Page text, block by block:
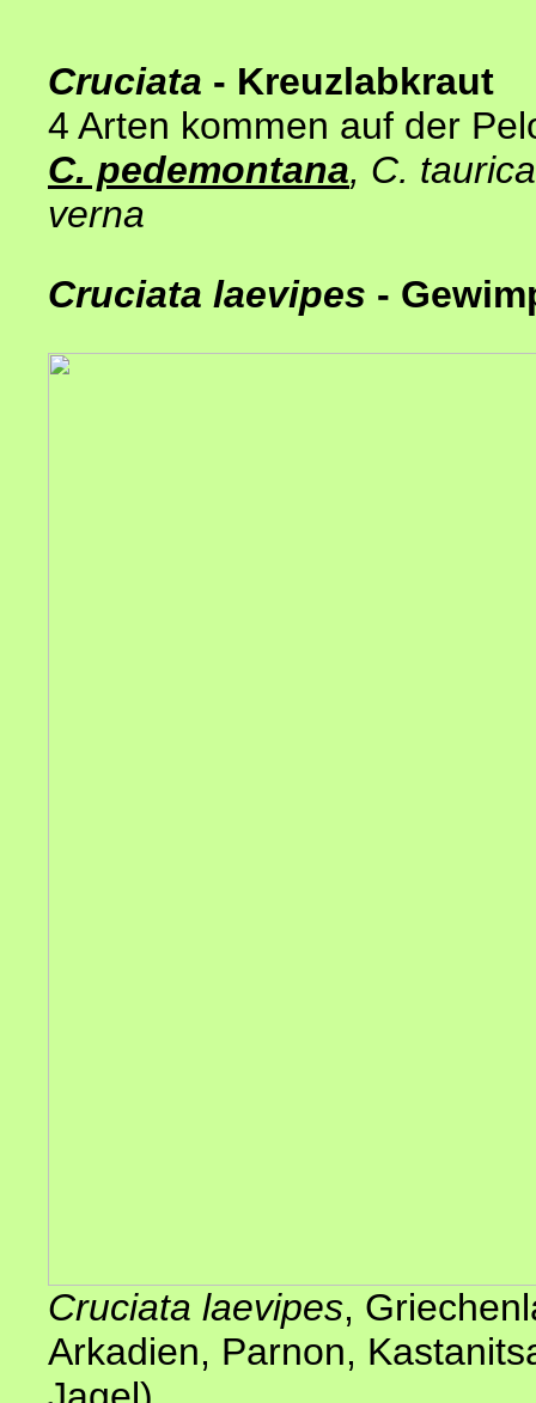
Cruciata - Kreuzlabkraut
4 Arten kommen auf der
C. pedemontana, C.
verna
Cruciata laevipes -
Cruciata laevipes,
Arkadien, Parnon,